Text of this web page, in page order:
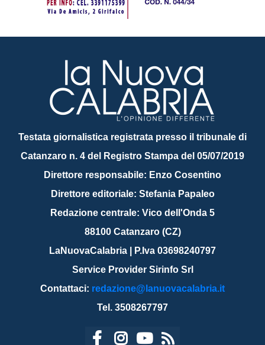
Testata giornalistica registrata presso il tribunale di
Catanzaro n. 4 del Registro Stampa del 05/07/2019
Direttore responsabile: Enzo Cosentino
Direttore editoriale: Stefania Papaleo
Redazione centrale: Vico dell'Onda 5
88100 Catanzaro (CZ)
LaNuovaCalabria | P.Iva 03698240797
Service Provider Sirinfo Srl
Contattaci: redazione@lanuovacalabria.it
Tel. 3508267797